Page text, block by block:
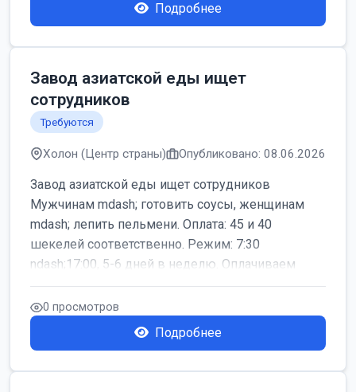
Подробнее
Завод азиатской еды ищет
сотрудников
Требуются
Холон (Центр страны) Опубликовано: 08.06.2026
Завод азиатской еды ищет сотрудников
Мужчинам mdash; готовить соусы, женщинам
mdash; лепить пельмени. Оплата: 45 и 40
шекелей соответственно. Режим: 7:30
ndash;17:00, 5-6 дней в неделю. Оплачиваем
дор...
0 просмотров
Подробнее